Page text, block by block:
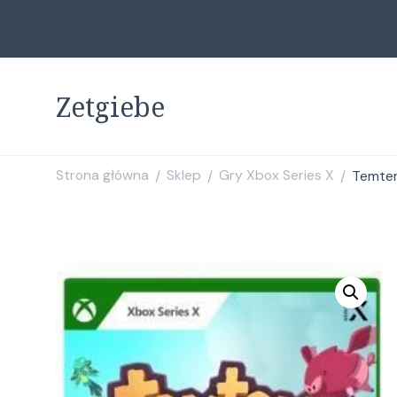
Zetgiebe
Strona główna / Sklep / Gry Xbox Series X /